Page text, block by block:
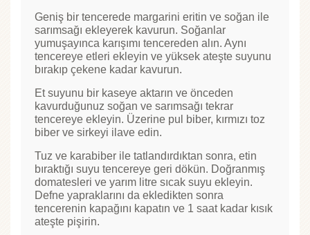
Geniş bir tencerede margarini eritin ve soğan ile
sarımsağı ekleyerek kavurun. Soğanlar
yumuşayınca karışımı tencereden alın. Aynı
tencereye etleri ekleyin ve yüksek ateşte suyunu
bırakıp çekene kadar kavurun.
Et suyunu bir kaseye aktarın ve önceden
kavurduğunuz soğan ve sarımsağı tekrar
tencereye ekleyin. Üzerine pul biber, kırmızı toz
biber ve sirkeyi ilave edin.
Tuz ve karabiber ile tatlandırdıktan sonra, etin
bıraktığı suyu tencereye geri dökün. Doğranmış
domatesleri ve yarım litre sıcak suyu ekleyin.
Defne yapraklarını da ekledikten sonra
tencerenin kapağını kapatın ve 1 saat kadar kısık
ateşte pişirin.